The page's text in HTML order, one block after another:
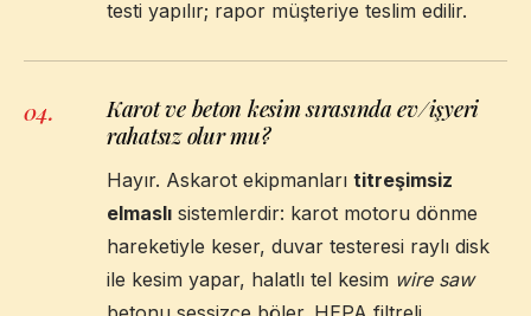
testi yapılır; rapor müşteriye teslim edilir.
04.
Karot ve beton kesim sırasında ev/işyeri
rahatsız olur mu?
Hayır. Askarot ekipmanları titreşimsiz
elmaslı sistemlerdir: karot motoru dönme
hareketiyle keser, duvar testeresi raylı disk
ile kesim yapar, halatlı tel kesim wire saw